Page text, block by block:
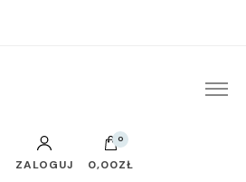
ZALOGUJ
0
0,00ZŁ